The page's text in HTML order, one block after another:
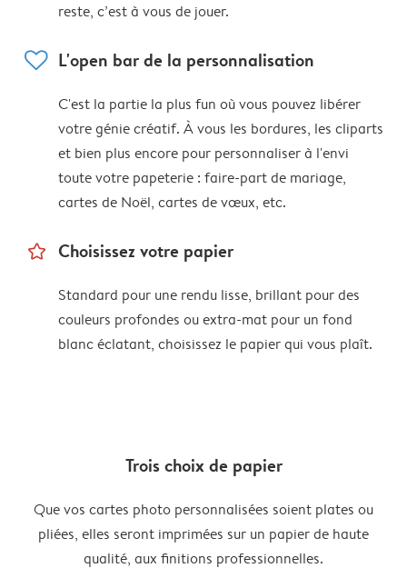
reste, c’est à vous de jouer.
heart L'open bar de la personnalisation
C'est la partie la plus fun où vous pouvez libérer
votre génie créatif. À vous les bordures, les cliparts
et bien plus encore pour personnaliser à l'envi
toute votre papeterie : faire-part de mariage,
cartes de Noël, cartes de vœux, etc.
star_outline Choisissez votre papier
Standard pour une rendu lisse, brillant pour des
couleurs profondes ou extra-mat pour un fond
blanc éclatant, choisissez le papier qui vous plaît.
Trois choix de papier
Que vos cartes photo personnalisées soient plates ou
pliées, elles seront imprimées sur un papier de haute
qualité, aux finitions professionnelles.